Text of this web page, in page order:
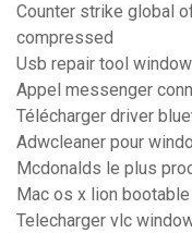
Counter strike global
compressed
Usb repair tool
Appel messenger
Télécharger driver
Adwcleaner pour
Mcdonalds le plus
Mac os x lion
Telecharger vlc